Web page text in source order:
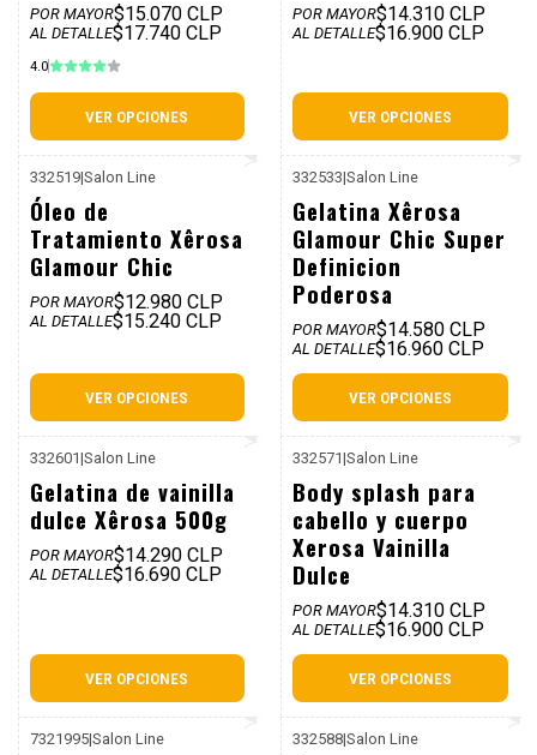
POR MAYOR$15.070 CLP
AL DETALLE$17.740 CLP
4.0
VER OPCIONES
POR MAYOR$14.310 CLP
AL DETALLE$16.900 CLP
VER OPCIONES
332519|Salon Line
Óleo de
Tratamiento Xêrosa
Glamour Chic
POR MAYOR$12.980 CLP
AL DETALLE$15.240 CLP
VER OPCIONES
332533|Salon Line
Gelatina Xêrosa
Glamour Chic Super
Definicion
Poderosa
POR MAYOR$14.580 CLP
AL DETALLE$16.960 CLP
VER OPCIONES
332601|Salon Line
Gelatina de vainilla
dulce Xêrosa 500g
POR MAYOR$14.290 CLP
AL DETALLE$16.690 CLP
VER OPCIONES
332571|Salon Line
Body splash para
cabello y cuerpo
Xerosa Vainilla
Dulce
POR MAYOR$14.310 CLP
AL DETALLE$16.900 CLP
VER OPCIONES
7321995|Salon Line 332588|Salon Line